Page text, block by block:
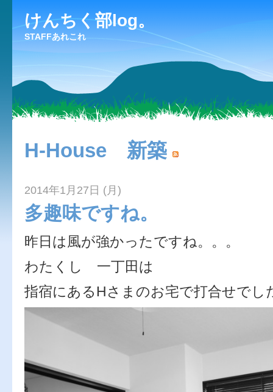
けんちく部log。
STAFFあれこれ
H-House 新築
2014年1月27日 (月)
多趣味ですね。
昨日は風が強かったですね。。。
わたくし 一丁田は
指宿にあるHさまのお宅で打合せでし